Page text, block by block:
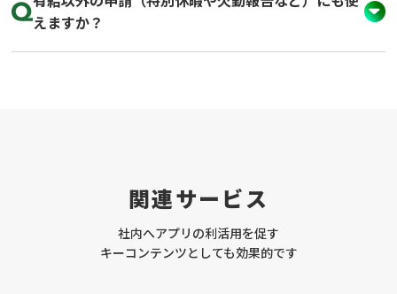
えますか？
関連サービス
社内へアプリの利活用を促す
キーコンテンツとしても効果的です